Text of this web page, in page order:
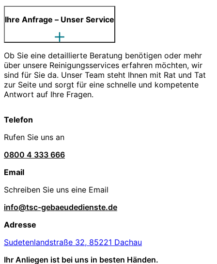
Ihre Anfrage – Unser Service
Ob Sie eine detaillierte Beratung benötigen oder mehr
über unsere Reinigungsservices erfahren möchten, wir
sind für Sie da. Unser Team steht Ihnen mit Rat und Tat
zur Seite und sorgt für eine schnelle und kompetente
Antwort auf Ihre Fragen.
Telefon
Rufen Sie uns an
0800 4 333 666
Email
Schreiben Sie uns eine Email
info@tsc-gebaeudedienste.de
Adresse
Sudetenlandstraße 32, 85221 Dachau
Ihr Anliegen ist bei uns in besten Händen.